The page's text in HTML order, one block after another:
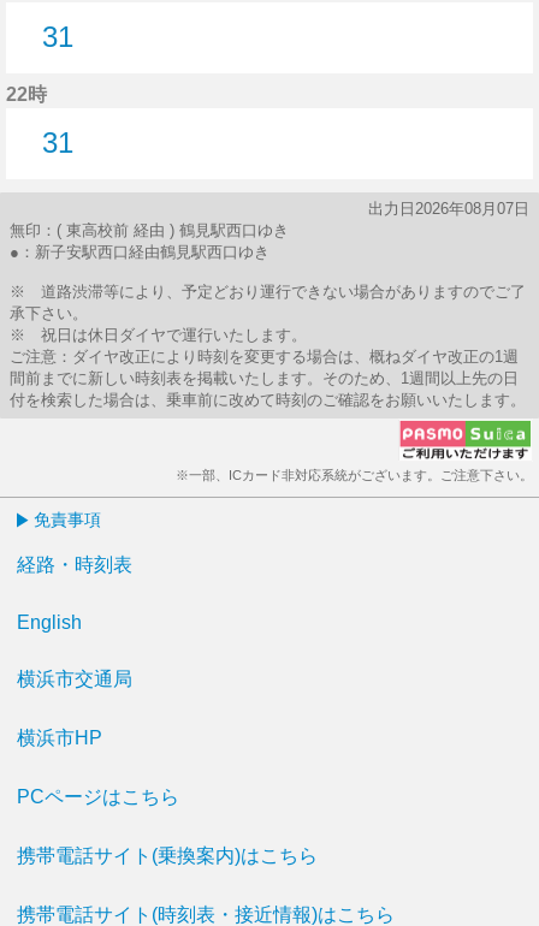
31
22時
31
出力日2026年08月07日
無印：( 東高校前 経由 ) 鶴見駅西口ゆき
●：新子安駅西口経由鶴見駅西口ゆき
※ 道路渋滞等により、予定どおり運行できない場合がありますのでご了
承下さい。
※ 祝日は休日ダイヤで運行いたします。
ご注意：ダイヤ改正により時刻を変更する場合は、概ねダイヤ改正の1週
間前までに新しい時刻表を掲載いたします。そのため、1週間以上先の日
付を検索した場合は、乗車前に改めて時刻のご確認をお願いいたします。
※一部、ICカード非対応系統がございます。ご注意下さい。
免責事項
経路・時刻表
English
横浜市交通局
横浜市HP
PCページはこちら
携帯電話サイト(乗換案内)はこちら
携帯電話サイト(時刻表・接近情報)はこちら